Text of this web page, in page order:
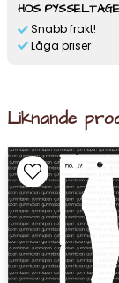
HOS
Snabb frakt!
Låga priser
Liknande